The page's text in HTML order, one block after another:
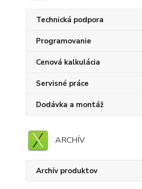
Technická podpora
Programovanie
Cenová kalkulácia
Servisné práce
Dodávka a montáž
ARCHÍV
Archív produktov